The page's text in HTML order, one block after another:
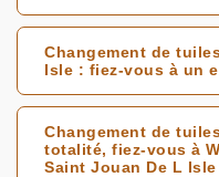
Changement de
Isle : fiez-vous à un
Changement de
totalité, fiez-vous à
Saint Jouan De L Isle